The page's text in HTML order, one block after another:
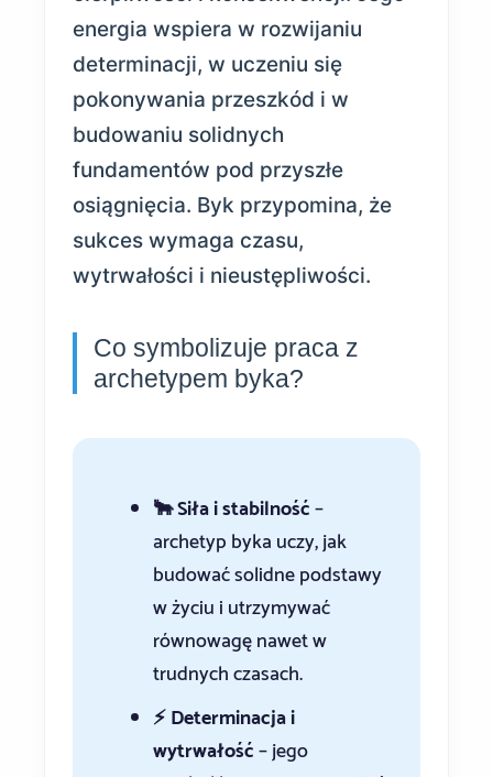
energia wspiera w rozwijaniu
determinacji, w uczeniu się
pokonywania przeszkód i w
budowaniu solidnych
fundamentów pod przyszłe
osiągnięcia. Byk przypomina, że
sukces wymaga czasu,
wytrwałości i nieustępliwości.
Co symbolizuje praca z
archetypem byka?
🐂 Siła i stabilność–
archetyp byka uczy, jak
budować solidne podstawy
w życiu i utrzymywać
równowagę nawet w
trudnych czasach.
⚡ Determinacja i
wytrwałość– jego